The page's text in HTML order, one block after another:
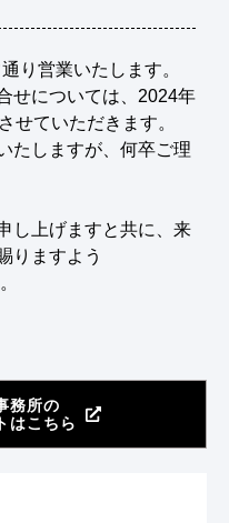
り営業いたします。
せについては、2024年
せていただきます。
たしますが、何卒ご理
し上げますと共に、来
りますよう
務所の
はこちら